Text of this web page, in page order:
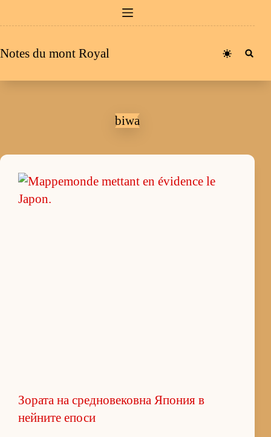
au
Notes du mont Royal
biwa
Зората на средновековна Япония в
нейните епоси